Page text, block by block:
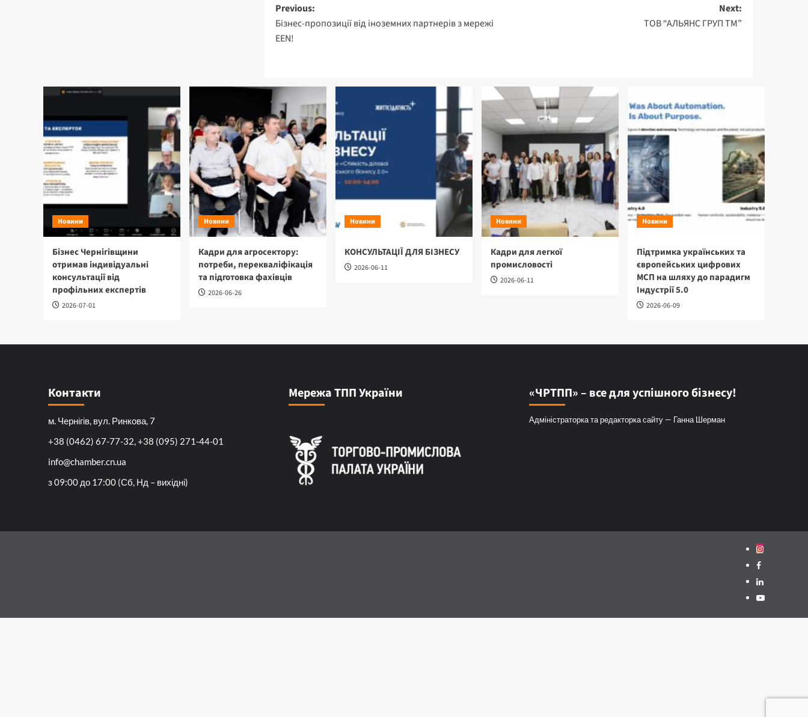
Previous:
Бізнес-пропозиції від іноземних партнерів з мережі
EEN!
Next:
ТОВ “АЛЬЯНС ГРУП ТМ”
Новини
Бізнес Чернігівщини
отримав індивідуальні
консультації від
профільних експертів
2026-07-01
Новини
Кадри для агросектору:
потреби, перекваліфікація
та підготовка фахівців
2026-06-26
Новини
КОНСУЛЬТАЦІЇ ДЛЯ БІЗНЕСУ
2026-06-11
Новини
Кадри для легкої
промисловості
2026-06-11
Новини
Підтримка українських та
європейських цифрових
МСП на шляху до парадигм
Індустрії 5.0
2026-06-09
Контакти
м. Чернігів, вул. Ринкова, 7
+38 (0462) 67-77-32, +38 (095) 271-44-01
info@chamber.cn.ua
з 09:00 до 17:00 (Сб, Нд – вихідні)
Мережа ТПП України «ЧРТПП» – все для успішного бізнесу!
Адміністраторка та редакторка сайту — Ганна Шерман